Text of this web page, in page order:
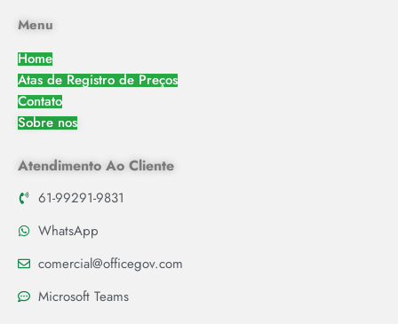
Menu
Home
Atas de Registro de Preços
Contato
Sobre nos
Atendimento Ao Cliente
61-99291-9831
WhatsApp
comercial@officegov.com
Microsoft Teams